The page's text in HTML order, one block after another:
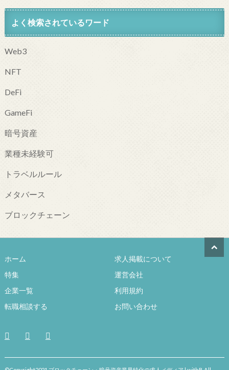
よく検索されているワード
Web3
NFT
DeFi
GameFi
暗号資産
業種未経験可
トラベルルール
メタバース
ブロックチェーン
ホーム
特集
企業一覧
転職相談する
求人掲載について
運営会社
利用規約
お問い合わせ